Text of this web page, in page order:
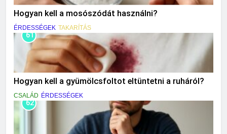
Hogyan kell a mosószódát használni?
ÉRDESSÉGEK TAKARÍTÁS
61
Hogyan kell a gyümölcsfoltot eltüntetni a ruháról?
CSALÁD ÉRDESSÉGEK
62